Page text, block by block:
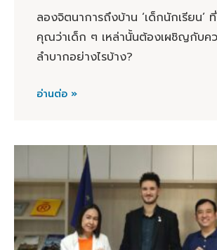
ลองจิตนาการถึงบ้าน ‘เด็กนักเรียน’
คุณว่าเด็ก ๆ เหล่านั้นต้องเผชิญกับค
ลำบากอย่างไรบ้าง?
อ่านต่อ »